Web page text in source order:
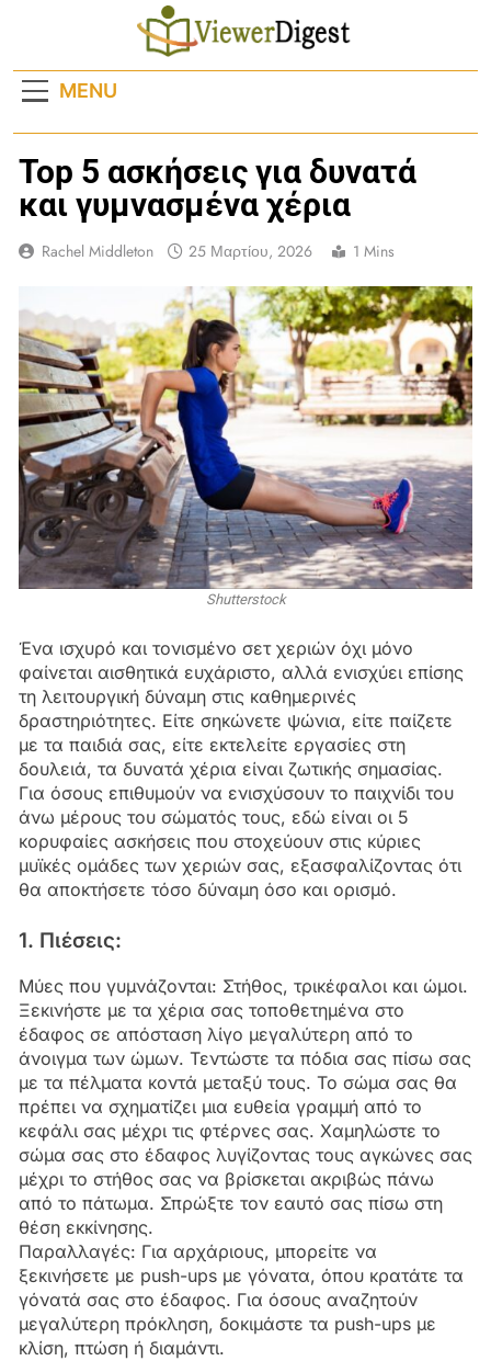
MENU
Top 5 ασκήσεις για δυνατά
και γυμνασμένα χέρια
Rachel Middleton 25 Μαρτίου, 2026 1 Mins
Shutterstock
Ένα ισχυρό και τονισμένο σετ χεριών όχι μόνο
φαίνεται αισθητικά ευχάριστο, αλλά ενισχύει επίσης
τη λειτουργική δύναμη στις καθημερινές
δραστηριότητες. Είτε σηκώνετε ψώνια, είτε παίζετε
με τα παιδιά σας, είτε εκτελείτε εργασίες στη
δουλειά, τα δυνατά χέρια είναι ζωτικής σημασίας.
Για όσους επιθυμούν να ενισχύσουν το παιχνίδι του
άνω μέρους του σώματός τους, εδώ είναι οι 5
κορυφαίες ασκήσεις που στοχεύουν στις κύριες
μυϊκές ομάδες των χεριών σας, εξασφαλίζοντας ότι
θα αποκτήσετε τόσο δύναμη όσο και ορισμό.
1. Πιέσεις:
Μύες που γυμνάζονται: Στήθος, τρικέφαλοι και ώμοι.
Ξεκινήστε με τα χέρια σας τοποθετημένα στο
έδαφος σε απόσταση λίγο μεγαλύτερη από το
άνοιγμα των ώμων. Τεντώστε τα πόδια σας πίσω σας
με τα πέλματα κοντά μεταξύ τους. Το σώμα σας θα
πρέπει να σχηματίζει μια ευθεία γραμμή από το
κεφάλι σας μέχρι τις φτέρνες σας. Χαμηλώστε το
σώμα σας στο έδαφος λυγίζοντας τους αγκώνες σας
μέχρι το στήθος σας να βρίσκεται ακριβώς πάνω
από το πάτωμα. Σπρώξτε τον εαυτό σας πίσω στη
θέση εκκίνησης.
Παραλλαγές: Για αρχάριους, μπορείτε να
ξεκινήσετε με push-ups με γόνατα, όπου κρατάτε τα
γόνατά σας στο έδαφος. Για όσους αναζητούν
μεγαλύτερη πρόκληση, δοκιμάστε τα push-ups με
κλίση, πτώση ή διαμάντι.